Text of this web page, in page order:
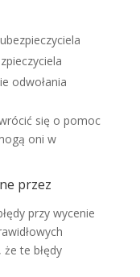
odwołania
się o pomoc
oni w
przez
przy wycenie
te błędy